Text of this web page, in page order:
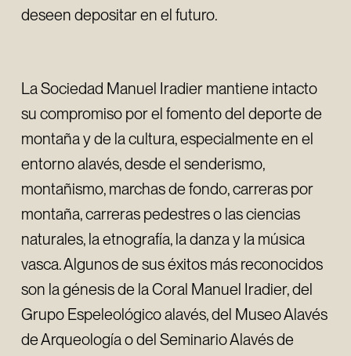
deseen depositar en el futuro.
La Sociedad Manuel Iradier mantiene intacto
su compromiso por el fomento del deporte de
montaña y de la cultura, especialmente en el
entorno alavés, desde el senderismo,
montañismo, marchas de fondo, carreras por
montaña, carreras pedestres o las ciencias
naturales, la etnografía, la danza y la música
vasca. Algunos de sus éxitos más reconocidos
son la génesis de la Coral Manuel Iradier, del
Grupo Espeleológico alavés, del Museo Alavés
de Arqueología o del Seminario Alavés de